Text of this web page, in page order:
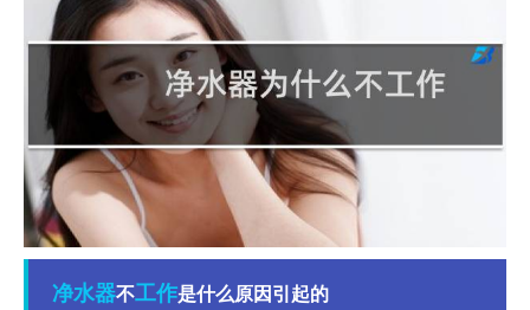
净水器不工作是什么原因引起的